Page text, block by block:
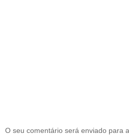
O seu comentário será enviado para